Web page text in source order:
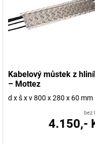
Kabelový můstek z
– Mottez
d x š x v 800 x 280 x 60 mm
bez
4.150,-